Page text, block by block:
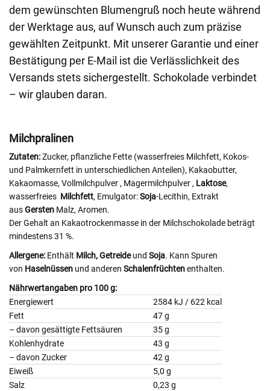
dem gewünschten Blumengruß noch heute während
der Werktage aus, auf Wunsch auch zum präzise
gewählten Zeitpunkt. Mit unserer Garantie und einer
Bestätigung per E-Mail ist die Verlässlichkeit des
Versands stets sichergestellt. Schokolade verbindet
– wir glauben daran.
Milchpralinen
Zutaten:Zucker, pflanzliche Fette (wasserfreies Milchfett, Kokos-
und Palmkernfett in unterschiedlichen Anteilen), Kakaobutter,
Kakaomasse, Vollmilchpulver , Magermilchpulver , Laktose,
wasserfreies Milchfett, Emulgator:Soja-Lecithin, Extrakt
ausGersten Malz, Aromen.
Der Gehalt an Kakaotrockenmasse in der Milchschokolade beträgt
mindestens 31 %.
Allergene: Enthält Milch,Getreideund Soja. Kann Spuren
von Haselnüssen und anderen Schalenfrüchtenenthalten.
Nährwertangaben pro 100 g:
Energiewert
2584 kJ / 622 kcal
Fett
47 g
– davon gesättigte Fettsäuren 35 g
Kohlenhydrate
43 g
– davon Zucker
42 g
Eiweiß
5,0 g
Salz
0,23 g